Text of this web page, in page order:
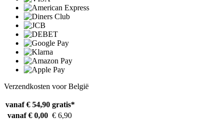
Verzendkosten voor België
vanaf € 54,90 gratis*
vanaf € 0,00 € 6,90